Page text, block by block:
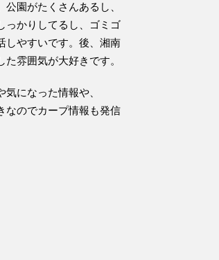
園がたくさんあるし、
っかりしてるし、ゴミゴ
しやすいです。後、湘南
雰囲気が大好きです。
になった情報や、
なのでカープ情報も発信